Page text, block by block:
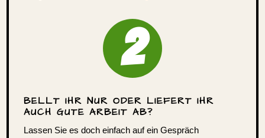
2
BELLT IHR NUR ODER LIEFERT IHR
AUCH GUTE ARBEIT AB?
Lassen Sie es doch einfach auf ein Gespräch